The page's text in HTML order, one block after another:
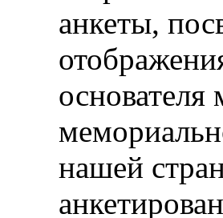
анкеты,
нашей